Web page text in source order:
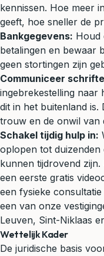
kennissen. Hoe meer
geeft, hoe sneller de
Bankgegevens: Houd
betalingen en bewaar
geen stortingen zijn
Communiceer
ingebrekestelling naar
dit in het buitenland is.
trouw en de onwil van
Schakel tijdig hulp in:
oplopen tot
kunnen tijdrovend
een eerste gratis
een fysieke
een van onze
Leuven, Sint-Niklaas
Wettelijk Kader
De juridische basis